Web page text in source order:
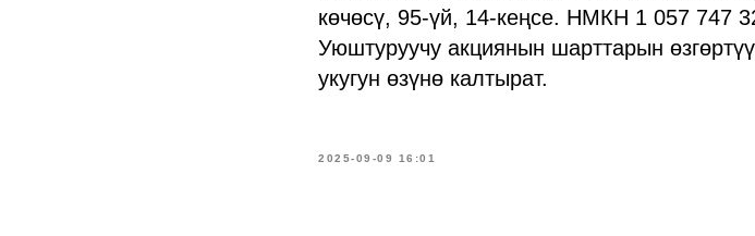
көчөсү, 95-үй, 14-кеңсе. НМКН 1 057 747
Уюштуруучу акциянын шарттарын
укугун өзүнө калтырат.
2025-09-09 16:01